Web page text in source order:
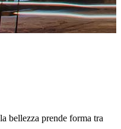
bellezza prende forma tra